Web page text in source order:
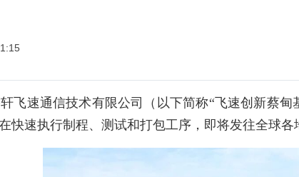
飞速通信技术有限公司（以下简称“飞速创新蔡
快速执行制程、测试和打包工序，即将发往全球各